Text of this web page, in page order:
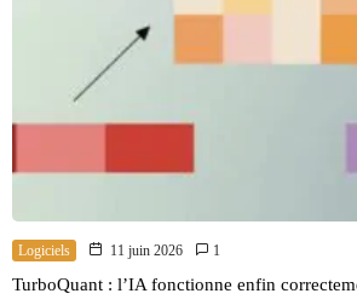
Logiciels 11 juin 2026 1
TurboQuant : l’IA fonctionne enfin